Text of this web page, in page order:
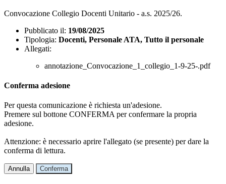
Convocazione Collegio Docenti Unitario - a.s. 2025/26.
Pubblicato il: 19/08/2025
Tipologia: Docenti, Personale ATA, Tutto il personale
Allegati:
annotazione_Convocazione_1_collegio_1-9-25-.pdf
Conferma adesione
Per questa comunicazione è richiesta un'adesione.
Premere sul bottone CONFERMA per confermare la propria
adesione.
Attenzione: è necessario aprire l'allegato (se presente) per dare la
conferma di lettura.
Annulla Conferma